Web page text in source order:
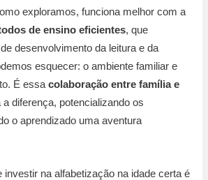
exploramos, funciona melhor com a
de ensino eficientes, que
desenvolvimento da leitura e da
esquecer: o ambiente familiar e
É essacolaboração entre família e
diferença, potencializando os
o aprendizado uma aventura
investir na alfabetização na idade certa é